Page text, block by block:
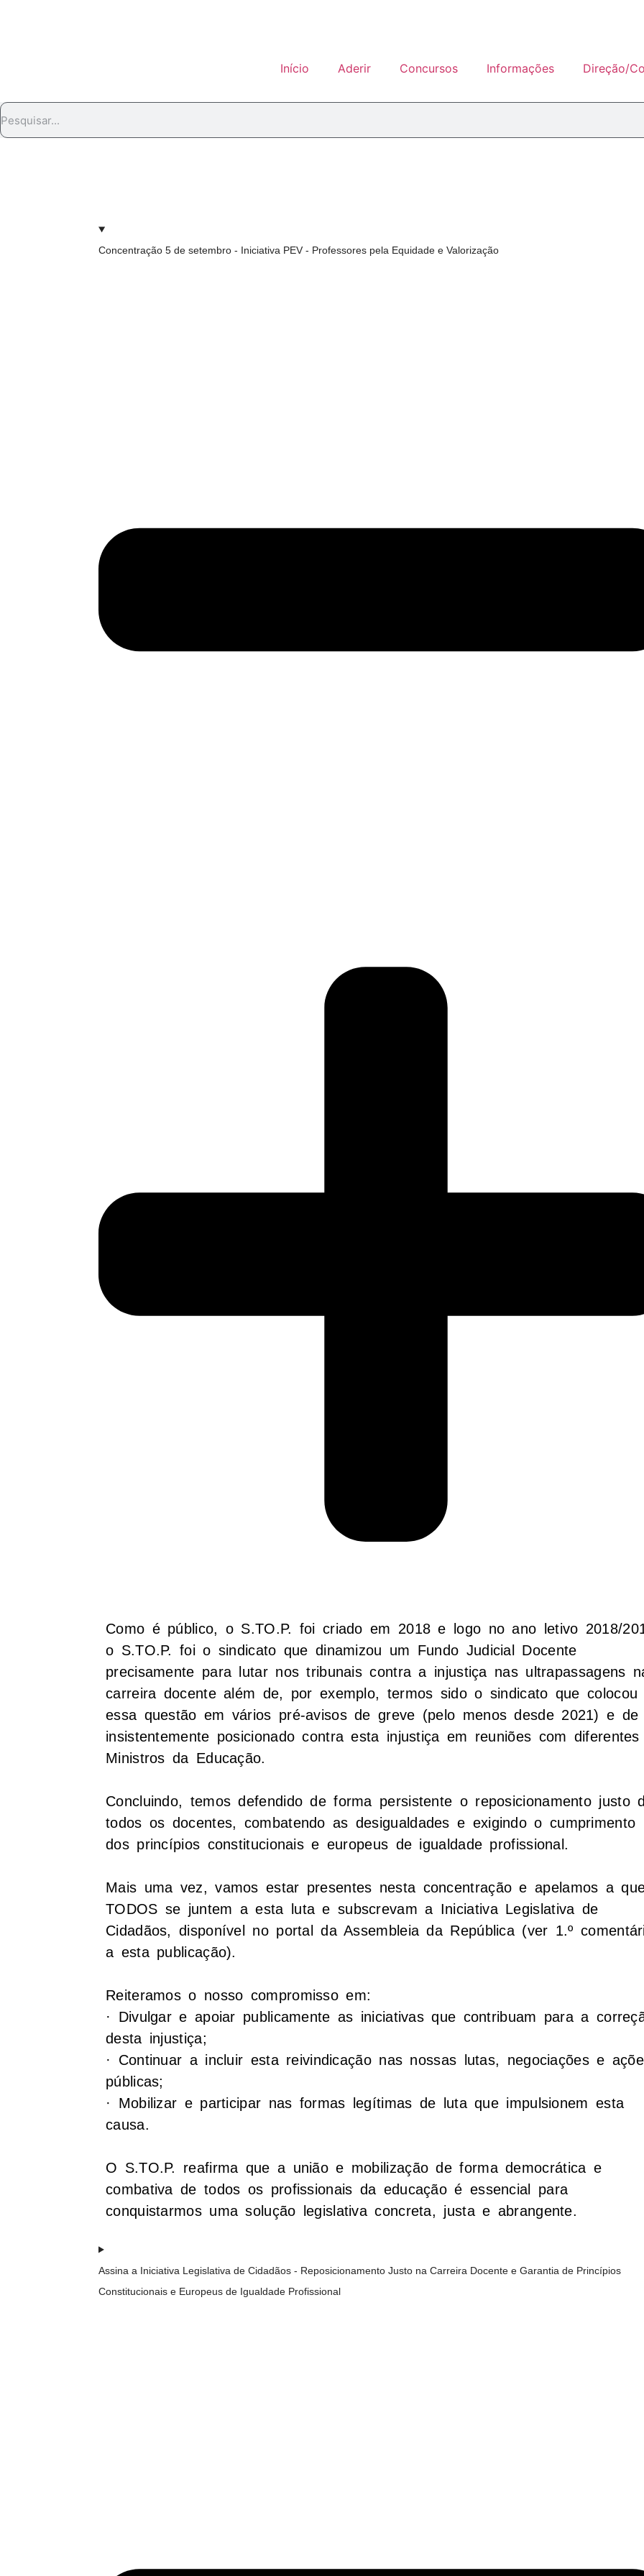
Início Aderir Concursos Informações Direção/
Concentração 5 de setembro - Iniciativa PEV - Professores pela Equidade e Valorização
Como é público, o S.TO.P. foi criado em 2018 e logo no ano letivo 2018/
o S.TO.P. foi o sindicato que dinamizou um Fundo Judicial Docente
precisamente para lutar nos tribunais contra a injustiça nas ultrapassagens
carreira docente além de, por exemplo, termos sido o sindicato que colocou
essa questão em vários pré-avisos de greve (pelo menos desde 2021) e de
insistentemente posicionado contra esta injustiça em reuniões com diferentes
Ministros da Educação.
Concluindo, temos defendido de forma persistente o reposicionamento justo
todos os docentes, combatendo as desigualdades e exigindo o cumprimento
dos princípios constitucionais e europeus de igualdade profissional.
Mais uma vez, vamos estar presentes nesta concentração e apelamos a
TODOS se juntem a esta luta e subscrevam a Iniciativa Legislativa de
Cidadãos, disponível no portal da Assembleia da República (ver 1.º
a esta publicação).
Reiteramos o nosso compromisso em:
· Divulgar e apoiar publicamente as iniciativas que contribuam para a
desta injustiça;
· Continuar a incluir esta reivindicação nas nossas lutas, negociações e
públicas;
· Mobilizar e participar nas formas legítimas de luta que impulsionem esta
causa.
O S.TO.P. reafirma que a união e mobilização de forma democrática e
combativa de todos os profissionais da educação é essencial para
conquistarmos uma solução legislativa concreta, justa e abrangente.
Assina a Iniciativa Legislativa de Cidadãos - Reposicionamento Justo na Carreira Docente e Garantia de Princípios
Constitucionais e Europeus de Igualdade Profissional